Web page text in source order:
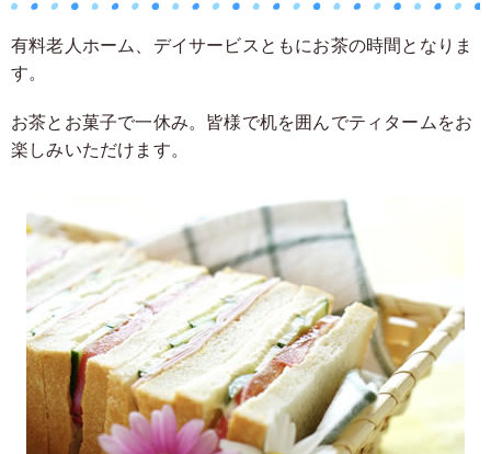
有料老人ホーム、デイサービスともにお茶の時間となりま
す。
お茶とお菓子で一休み。 皆様で机を囲んでティタームをお
楽しみいただけます。